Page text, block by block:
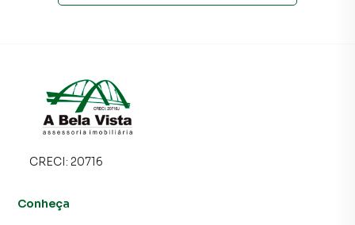
CRECI: 20716
Conheça